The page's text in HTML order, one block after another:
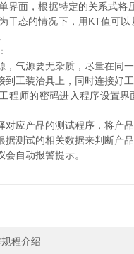
面，根据特定的关系式将
干态的情况下，用KT值可
源要无杂质，尽量在同一
装治具上，同时连接好工
师的密码进入程序设置界
产品的测试程序，将产品
试的相关数据来判断产品
自动报警提示。
程介绍